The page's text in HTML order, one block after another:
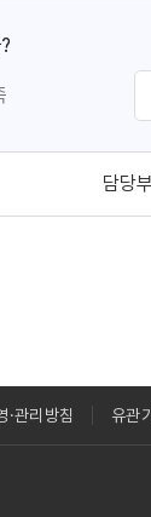
담당
·관리방침 유관